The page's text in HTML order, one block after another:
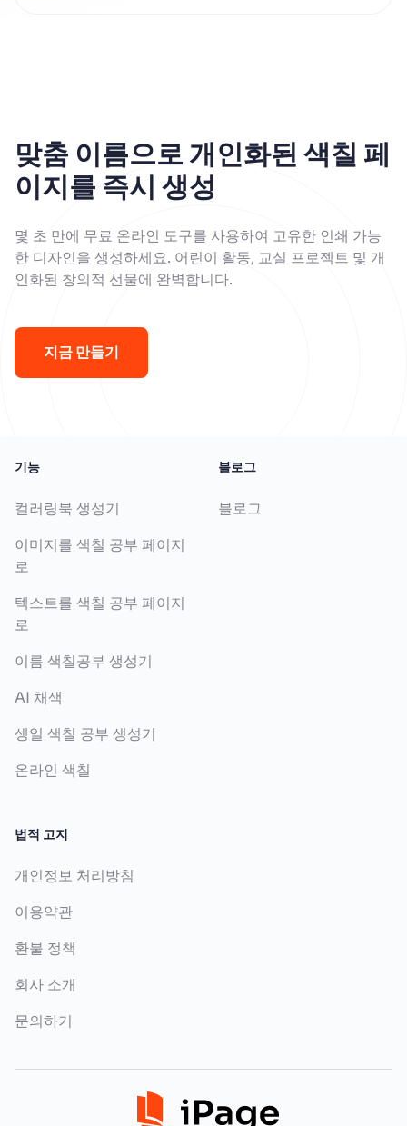
습니다.
맞춤 이름으로 개인화된 색칠 페
이지를 즉시 생성
몇 초 만에 무료 온라인 도구를 사용하여 고유한 인쇄 가능
한 디자인을 생성하세요. 어린이 활동, 교실 프로젝트 및 개
인화된 창의적 선물에 완벽합니다.
지금 만들기
기능
컬러링북 생성기
이미지를 색칠 공부 페이지
로
텍스트를 색칠 공부 페이지
로
이름 색칠공부 생성기
AI 채색
생일 색칠 공부 생성기
온라인 색칠
블로그
블로그
법적 고지
개인정보 처리방침
이용약관
환불 정책
회사 소개
문의하기